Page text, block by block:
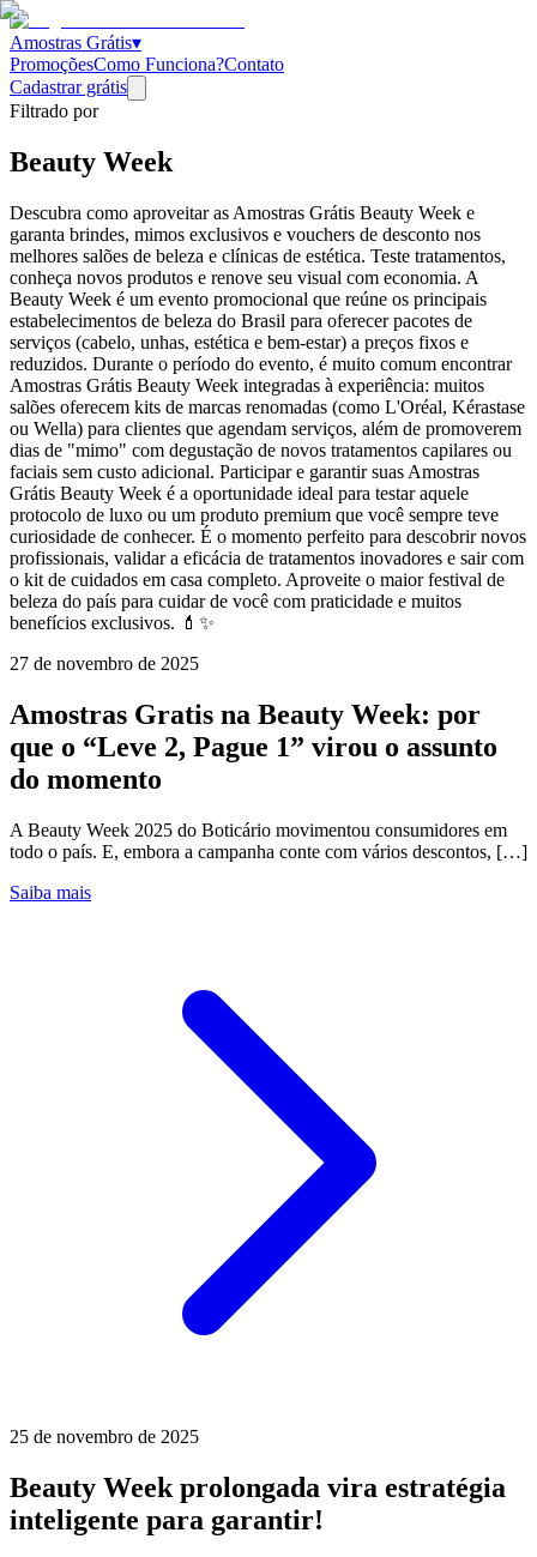
Amostras Grátis▾
PromoçõesComo Funciona?Contato
Cadastrar grátis
Filtrado por
Beauty Week
Descubra como aproveitar as Amostras Grátis Beauty Week e
garanta brindes, mimos exclusivos e vouchers de desconto nos
melhores salões de beleza e clínicas de estética. Teste tratamentos,
conheça novos produtos e renove seu visual com economia. A
Beauty Week é um evento promocional que reúne os principais
estabelecimentos de beleza do Brasil para oferecer pacotes de
serviços (cabelo, unhas, estética e bem-estar) a preços fixos e
reduzidos. Durante o período do evento, é muito comum encontrar
Amostras Grátis Beauty Week integradas à experiência: muitos
salões oferecem kits de marcas renomadas (como L'Oréal, Kérastase
ou Wella) para clientes que agendam serviços, além de promoverem
dias de "mimo" com degustação de novos tratamentos capilares ou
faciais sem custo adicional. Participar e garantir suas Amostras
Grátis Beauty Week é a oportunidade ideal para testar aquele
protocolo de luxo ou um produto premium que você sempre teve
curiosidade de conhecer. É o momento perfeito para descobrir novos
profissionais, validar a eficácia de tratamentos inovadores e sair com
o kit de cuidados em casa completo. Aproveite o maior festival de
beleza do país para cuidar de você com praticidade e muitos
benefícios exclusivos. 💄✨
27 de novembro de 2025
Amostras Gratis na Beauty Week: por
que o “Leve 2, Pague 1” virou o assunto
do momento
A Beauty Week 2025 do Boticário movimentou consumidores em
todo o país. E, embora a campanha conte com vários descontos, […]
Saiba mais
25 de novembro de 2025
Beauty Week prolongada vira estratégia
inteligente para garantir!